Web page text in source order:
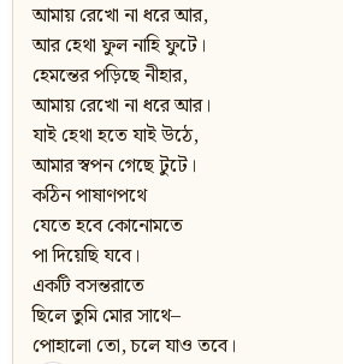
আমায় রেখো না ধরে আর,
আর হেথা ফুল নাহি ফুটে।
হেমন্তের পড়িছে নীহার,
আমায় রেখো না ধরে আর।
যাই হেথা হতে যাই উঠে,
আমার স্বপন গেছে টুটে।
কঠিন পাষাণপথে
যেতে হবে কোনোমতে
পা দিয়েছি যবে।
একটি বসন্তরাতে
ছিলে তুমি মোর সাথে–
পোহালো তো, চলে যাও তবে।